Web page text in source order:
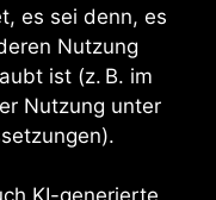
es sei denn, es
Nutzung
ist (z. B. im
Nutzung unter